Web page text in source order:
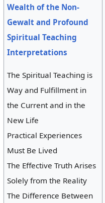
Wealth of the Non-
Gewalt and Profound
Spiritual Teaching
Interpretations
The Spiritual Teaching is
Way and Fulfillment in
the Current and in the
New Life
Practical Experiences
Must Be Lived
The Effective Truth Arises
Solely from the Reality
The Difference Between